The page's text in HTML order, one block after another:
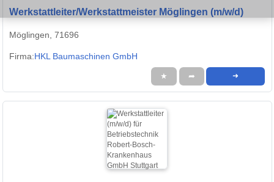
Werkstattleiter/Werkstattmeister Möglingen (m/w/d)
Möglingen, 71696
Firma:HKL Baumaschinen GmbH
★ ➦ ➜